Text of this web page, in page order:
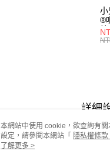
小
®
詳細
本網站中使用 cookie，欲查詢有
設定，請參閱本網站「 隱私權條款
使用 cookie。
了解更多 >